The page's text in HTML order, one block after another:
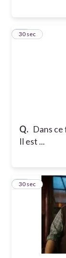
Q. Dans
Il est ...
12
30 sec
13
30 sec